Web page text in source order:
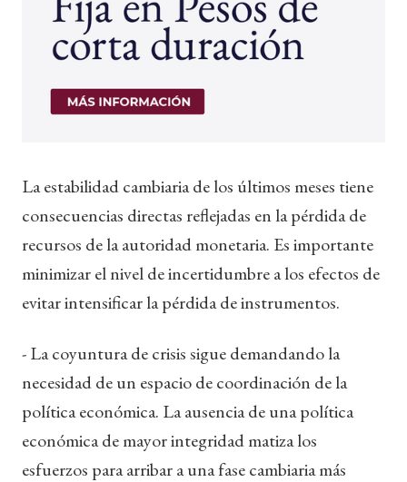
La estabilidad cambiaria de los últimos meses tiene
consecuencias directas reflejadas en la pérdida de
recursos de la autoridad monetaria. Es importante
minimizar el nivel de incertidumbre a los efectos de
evitar intensificar la pérdida de instrumentos.
- La coyuntura de crisis sigue demandando la
necesidad de un espacio de coordinación de la
política económica. La ausencia de una política
económica de mayor integridad matiza los
esfuerzos para arribar a una fase cambiaria más